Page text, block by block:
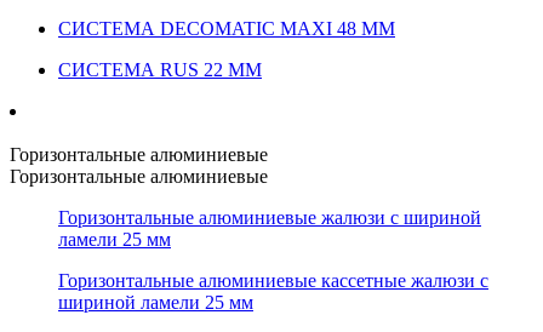
СИСТЕМА DECOMATIC MAXI 48 ММ
СИСТЕМА RUS 22 ММ
Горизонтальные алюминиевые
Горизонтальные алюминиевые
Горизонтальные алюминиевые жалюзи с шириной
ламели 25 мм
Горизонтальные алюминиевые кассетные жалюзи с
шириной ламели 25 мм